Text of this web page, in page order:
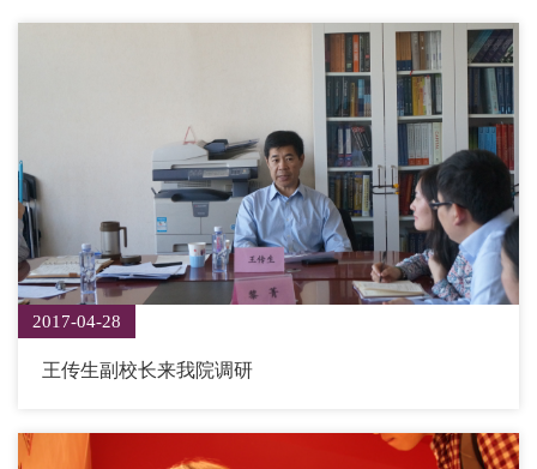
2017-04-28
王传生副校长来我院调研